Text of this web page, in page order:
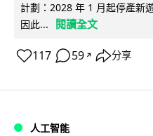
計劃：2028 年 1 月起停產新
因此...
閱讀全文
117 59 ↗ 分享
人工智能